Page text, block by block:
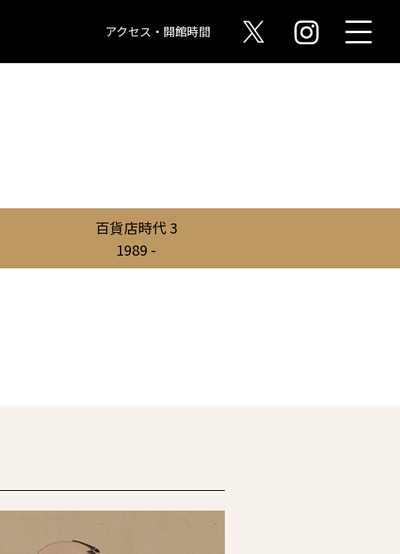
アクセス・開館時間
百貨店時代 3
1989 -